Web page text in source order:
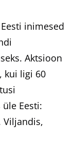
inimesed
Aktsioon
kui ligi 60
Eesti:
Viljandis,